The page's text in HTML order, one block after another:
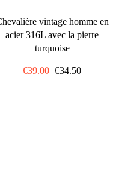
vintage homme en
acier 316L avec la pierre
turquoise
Prix
€39.00 Prix
€34.50